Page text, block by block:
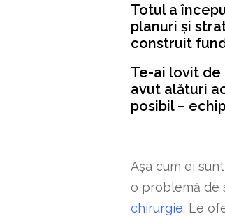
Totul a
planuri și
construit
Te-ai lovit de
avut alături
posibil –
Așa cum ei
o problemă de
chirurgie. Le